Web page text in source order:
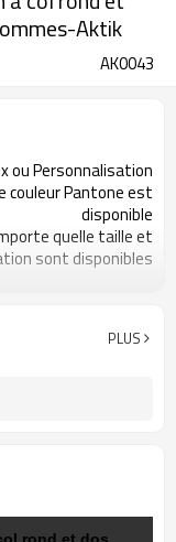
Aktik
AK0043
ou Personnalisation
couleur Pantone est
disponible
quelle taille et
sont disponibles
l'humidité, séchage
PLUS